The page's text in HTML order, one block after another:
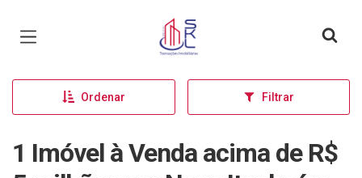
Página inicial
Ordenar Filtrar
1 Imóvel à Venda acima de R$